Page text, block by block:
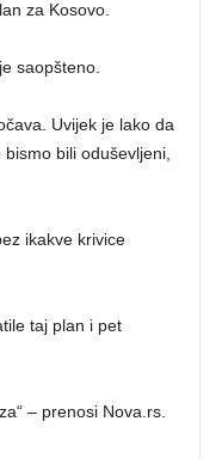
za Kosovo.
saopšteno.
Uvijek je lako da
bili oduševljeni,
ikakve krivice
taj plan i pet
– prenosi Nova.rs.